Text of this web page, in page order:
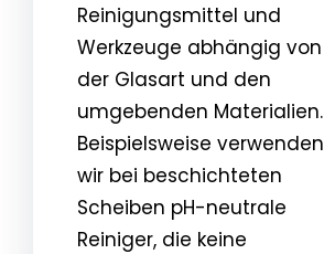
Reinigungsmittel und
Werkzeuge abhängig von
der Glasart und den
umgebenden Materialien.
Beispielsweise verwenden
wir bei beschichteten
Scheiben pH-neutrale
Reiniger, die keine